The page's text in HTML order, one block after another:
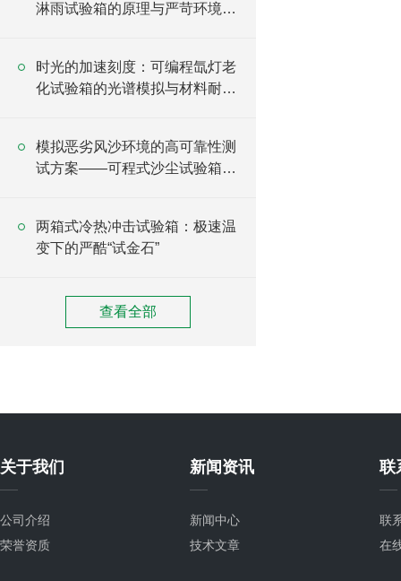
淋雨试验箱的原理与严苛环境验
时光的加速刻度：可编程氙灯老
化试验箱的光谱模拟与材料耐候
模拟恶劣风沙环境的高可靠性测
试方案——可程式沙尘试验箱详
两箱式冷热冲击试验箱：极速温
变下的严酷“试金石”
查看全部
关于我们
公司介绍
荣誉资质
新闻资讯
新闻中心
技术文章
联
联
在